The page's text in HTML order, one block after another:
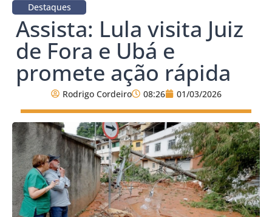
Destaques
Assista: Lula visita Juiz
de Fora e Ubá e
promete ação rápida
Rodrigo Cordeiro 08:26 01/03/2026